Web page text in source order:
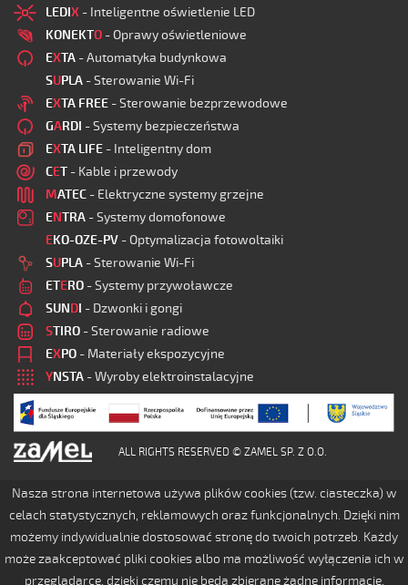
LEDIX - Inteligentne oświetlenie LED
KONEKTO - Oprawy oświetleniowe
EXTA - Automatyka budynkowa
SUPLA - Sterowanie Wi-Fi
EXTA FREE - Sterowanie bezprzewodowe
GARDI - Systemy bezpieczeństwa
EXTA LIFE - Inteligentny dom
CET - Kable i przewody
MATEC - Elektryczne systemy grzejne
ENTRA - Systemy domofonowe
EKO-OZE-PV - Optymalizacja fotowoltaiki
SUPLA - Sterowanie Wi-Fi
ETERO - Systemy przywoławcze
SUNDI - Dzwonki i gongi
STIRO - Sterowanie radiowe
EXPO - Materiały ekspozycyjne
YNSTA - Wyroby elektroinstalacyjne
ALL RIGHTS RESERVED © ZAMEL SP. Z O.O.
Nasza strona internetowa używa plików cookies (tzw. ciasteczka) w
celach statystycznych, reklamowych oraz funkcjonalnych. Dzięki nim
możemy indywidualnie dostosować stronę do twoich potrzeb. Każdy
może zaakceptować pliki cookies albo ma możliwość wyłączenia ich w
przeglądarce, dzięki czemu nie będą zbierane żadne informacje.